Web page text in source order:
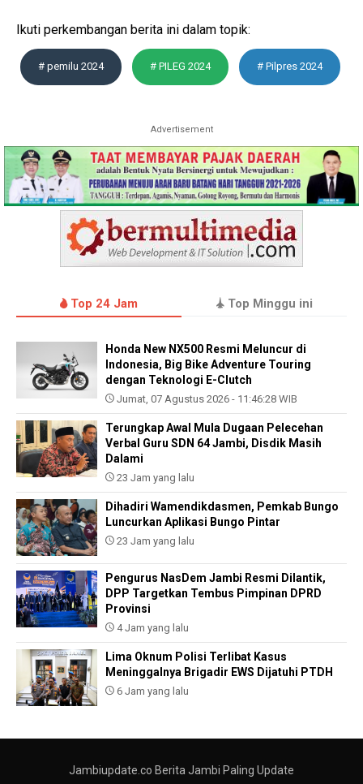
Ikuti perkembangan berita ini dalam topik:
# pemilu 2024 # PILEG 2024 # Pilpres 2024
Advertisement
Top 24 Jam Top Minggu ini
Honda New NX500 Resmi Meluncur di
Indonesia, Big Bike Adventure Touring
dengan Teknologi E-Clutch
Jumat, 07 Agustus 2026 - 11:46:28 WIB
Terungkap Awal Mula Dugaan Pelecehan
Verbal Guru SDN 64 Jambi, Disdik Masih
Dalami
23 Jam yang lalu
Dihadiri Wamendikdasmen, Pemkab Bungo
Luncurkan Aplikasi Bungo Pintar
23 Jam yang lalu
Pengurus NasDem Jambi Resmi Dilantik,
DPP Targetkan Tembus Pimpinan DPRD
Provinsi
4 Jam yang lalu
Lima Oknum Polisi Terlibat Kasus
Meninggalnya Brigadir EWS Dijatuhi PTDH
6 Jam yang lalu
Jambiupdate.co Berita Jambi Paling Update